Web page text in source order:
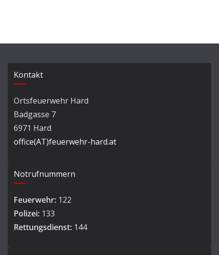
Kontakt
Ortsfeuerwehr Hard
Badgasse 7
6971 Hard
office(AT)feuerwehr-hard.at
Notrufnummern
Feuerwehr: 122
Polizei: 133
Rettungsdienst: 144